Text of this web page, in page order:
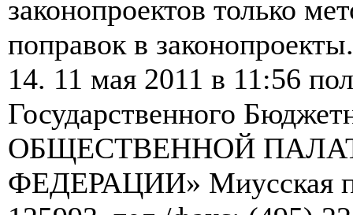
законопроектов только
поправок в законопроекты.
14. 11 мая 2011 в 11:56
Государственного
ОБЩЕСТВЕННОЙ
ФЕДЕРАЦИИ» Миусская